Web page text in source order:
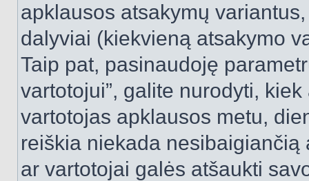
apklausos atsakymų
dalyviai (kiekvieną atsakymo
Taip pat, pasinaudoję
vartotojui”, galite nurodyti,
vartotojas apklausos metu,
reiškia niekada
ar vartotojai galės atšaukti